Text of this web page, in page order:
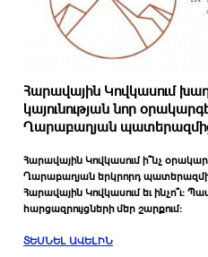
Հարավային Կովկասում
կայունության նոր
Ղարաբաղյան
Հարավային Կովկասում ի՞նչ
Ղարաբաղյան երկրորդ
Հարավային Կովկասում եւ ինչո՞ւ։
հարցազրույցների մեր շարքում։
ՏԵՍՆԵԼ ԱՎԵԼԻՆ